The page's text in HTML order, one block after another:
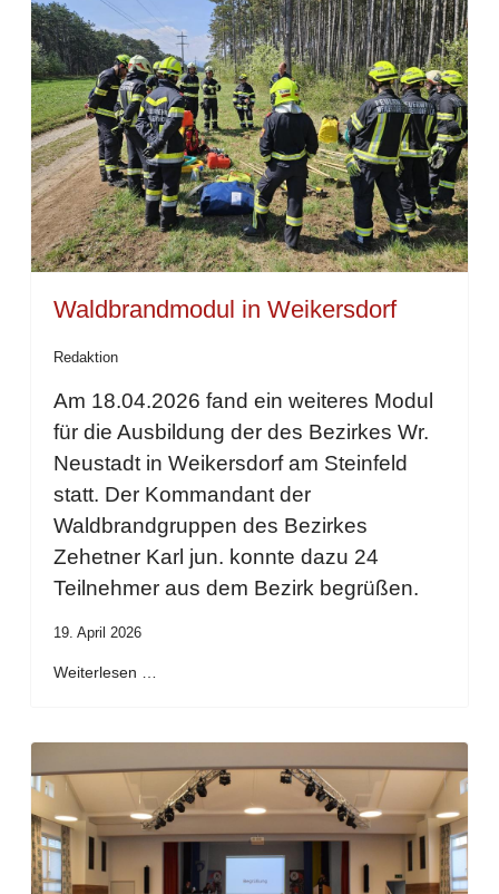
Waldbrandmodul in Weikersdorf
Redaktion
Am 18.04.2026 fand ein weiteres Modul
für die Ausbildung der des Bezirkes Wr.
Neustadt in Weikersdorf am Steinfeld
statt. Der Kommandant der
Waldbrandgruppen des Bezirkes
Zehetner Karl jun. konnte dazu 24
Teilnehmer aus dem Bezirk begrüßen.
19. April 2026
Weiterlesen …